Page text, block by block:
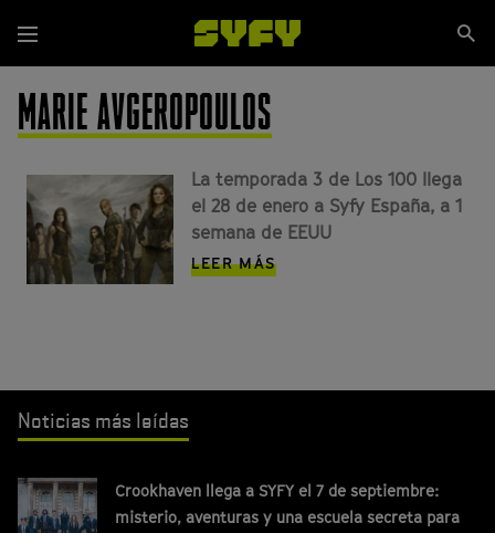
contenido
principal
Menú
MARIE AVGEROPOULOS
La temporada 3 de Los 100 llega
el 28 de enero a Syfy España, a 1
semana de EEUU
LEER MÁS
Noticias más leídas
Crookhaven llega a SYFY el 7 de septiembre:
misterio, aventuras y una escuela secreta para